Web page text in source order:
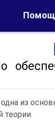
из
теории.